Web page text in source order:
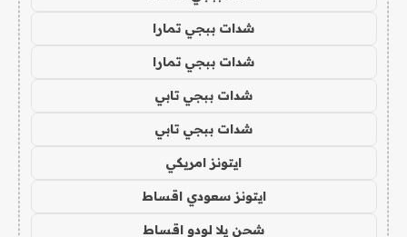
شدات ببجي تمارا
شدات ببجي تمارا
شدات ببجي تابي
شدات ببجي تابي
ايتونز امريكي
ايتونز سعودي اقساط
شحن يلا لودو اقساط